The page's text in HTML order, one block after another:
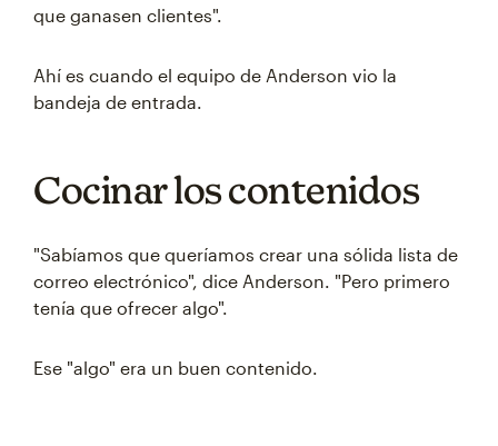
que ganasen clientes".
Ahí es cuando el equipo de Anderson vio la
bandeja de entrada.
Cocinar los contenidos
"Sabíamos que queríamos crear una sólida lista de
correo electrónico", dice Anderson. "Pero primero
tenía que ofrecer algo".
Ese "algo" era un buen contenido.